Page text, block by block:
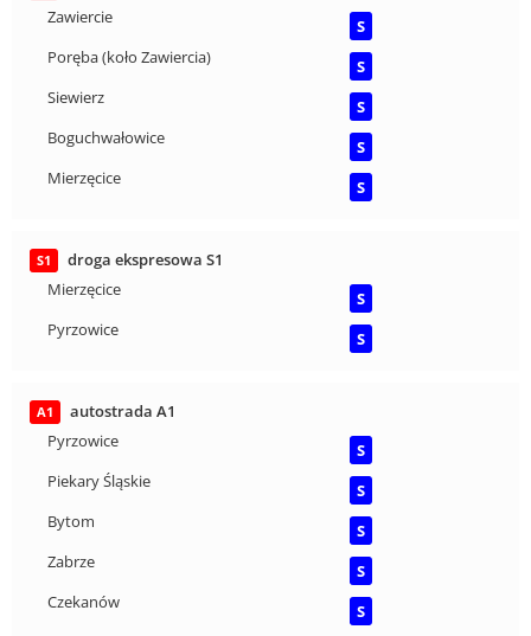
Zawiercie
S
Poręba (koło Zawiercia)
S
Siewierz
S
Boguchwałowice
S
Mierzęcice
S
S1
droga ekspresowa S1
Mierzęcice
S
Pyrzowice
S
A1
autostrada A1
Pyrzowice
S
Piekary Śląskie
S
Bytom
S
Zabrze
S
Czekanów
S